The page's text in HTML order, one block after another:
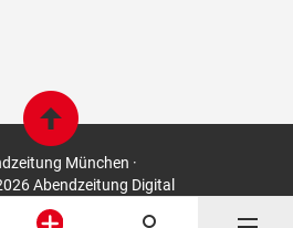
München ·
Abendzeitung Digital